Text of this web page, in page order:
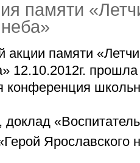
памяти
акции памяти
12.10.2012г.
конференция
доклад
Ярославского